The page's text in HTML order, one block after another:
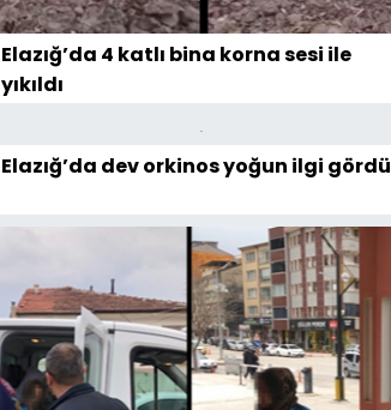
Elazığ’da 4 katlı bina korna sesi ile
yıkıldı
Elazığ’da dev orkinos yoğun ilgi gördü